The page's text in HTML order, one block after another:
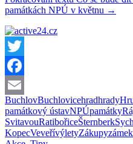
památkách NPÚ v květnu →
Twitter
Facebook
Email
BuchlovBuchlovicehradhrady
památkový ústavNPÚpamátky
SvitavouRatibořiceŠternberk
KopecVeveřívýletyZákupyzámek